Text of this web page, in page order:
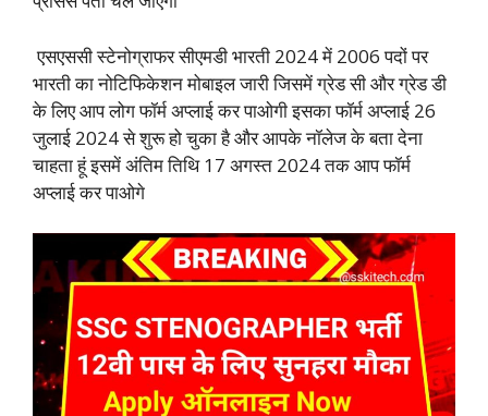
एसएससी स्टेनोग्राफर सीएमडी भारती 2024 में 2006 पदों पर
भारती का नोटिफिकेशन मोबाइल जारी जिसमें ग्रेड सी और ग्रेड डी
के लिए आप लोग फॉर्म अप्लाई कर पाओगी इसका फॉर्म अप्लाई 26
जुलाई 2024 से शुरू हो चुका है और आपके नॉलेज के बता देना
चाहता हूं इसमें अंतिम तिथि 17 अगस्त 2024 तक आप फॉर्म
अप्लाई कर पाओगे